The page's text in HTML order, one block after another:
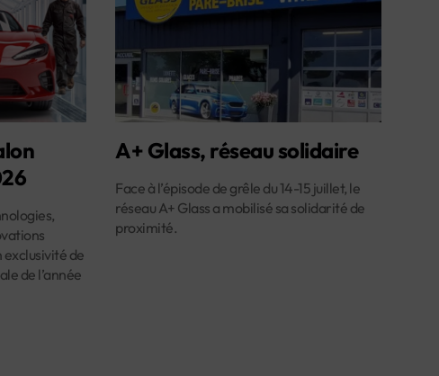
de
de l’année
A+ Glass, réseau solidaire
Face à l’épisode de grêle du 14-15 juillet, le
réseau A+ Glass a mobilisé sa solidarité de
proximité.